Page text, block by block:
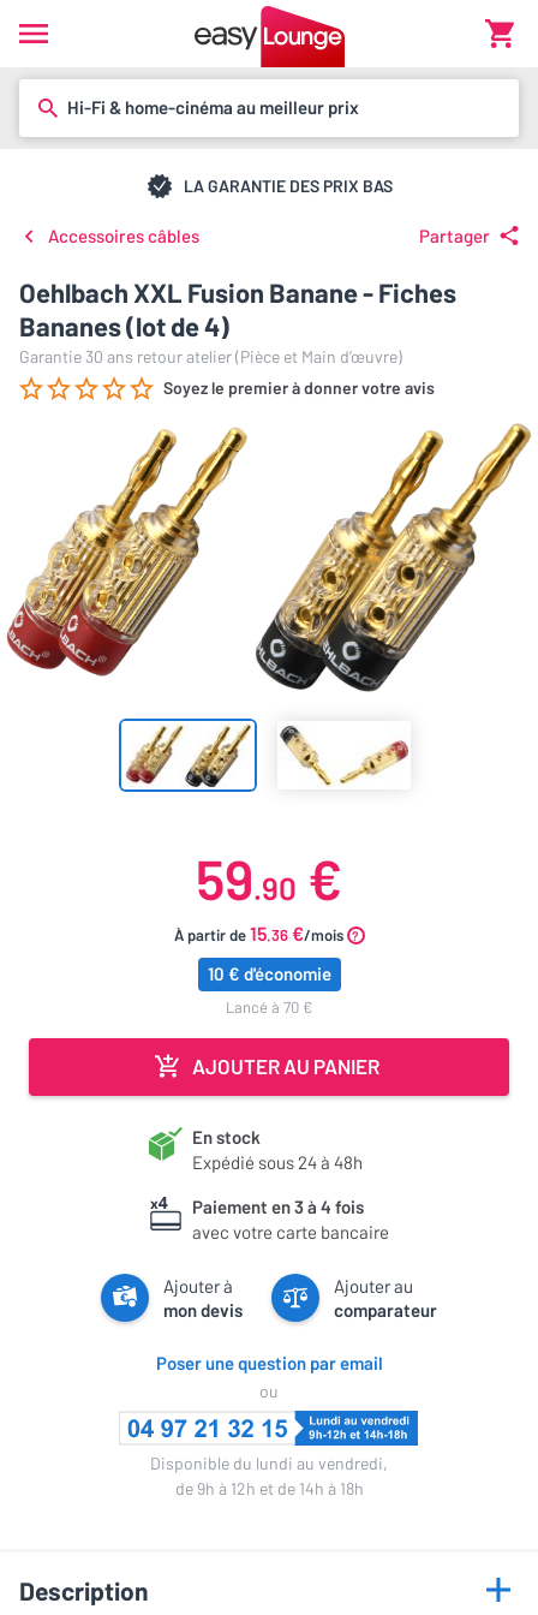
Hi-Fi & home-cinéma au meilleur prix
LA GARANTIE DES PRIX BAS
Accessoires câbles Partager
Oehlbach XXL Fusion Banane - Fiches
Bananes (lot de 4)
Garantie 30 ans retour atelier (Pièce et Main d’œuvre)
Soyez le premier à donner votre avis
59.90 €
À partir de15.36€/mois
10 € d'économie
lancé à 70 €
AJOUTER AU PANIER
En stock
Expédié sous 24 à 48h
Paiement en 3 à 4 fois
avec votre carte bancaire
Ajouter à
mon devis
Ajouter au
comparateur
Poser une question par email
ou
Disponible du lundi au vendredi,
de 9h à 12h et de 14h à 18h
Description